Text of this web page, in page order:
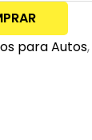
para Autos,